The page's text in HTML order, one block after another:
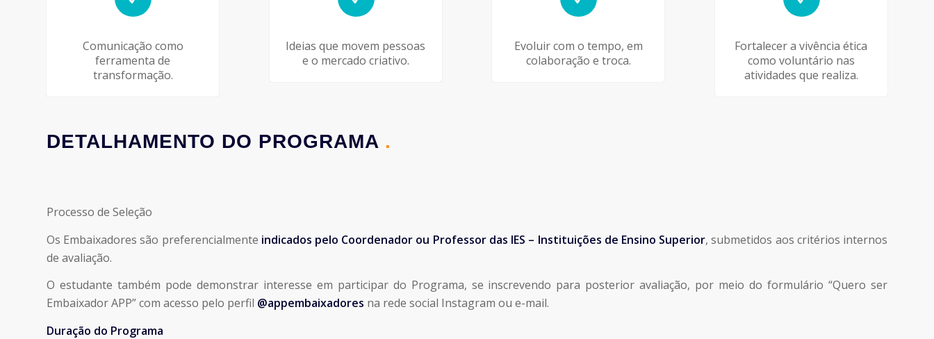
Comunicação como
ferramenta de
transformação.
Ideias que movem pessoas
e o mercado criativo.
Evoluir com o tempo, em
colaboração e troca.
Fortalecer a vivência ética
como voluntário nas
atividades que realiza.
DETALHAMENTO DO PROGRAMA .
Processo de Seleção
Os Embaixadores são preferencialmente indicados pelo Coordenador ou Professor das IES – Instituições de Ensino Superior, submetidos aos critérios internos
de avaliação.
O estudante também pode demonstrar interesse em participar do Programa, se inscrevendo para posterior avaliação, por meio do formulário “Quero ser
Embaixador APP” com acesso pelo perfil @appembaixadores na rede social Instagram ou e-mail.
Duração do Programa